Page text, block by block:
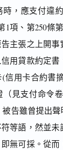
，應支付違約
1項、第250條
主張之上開
用貸款約定書
信用卡合約書
見支付命令
被告雖曾提出
等語，然並未
無可採。從